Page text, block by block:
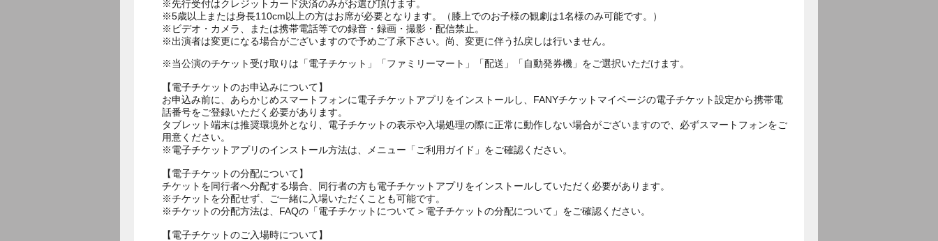
※先行受付はクレジットカード決済のみがお選び頂けます。
※5歳以上または身長110cm以上の方はお席が必要となります。（膝上でのお子様の観劇は1名様のみ可能です。）
※ビデオ・カメラ、または携帯電話等での録音・録画・撮影・配信禁止。
※出演者は変更になる場合がございますので予めご了承下さい。尚、変更に伴う払戻しは行いません。
※当公演のチケット受け取りは「電子チケット」「ファミリーマート」「配送」「自動発券機」をご選択いただけます。
【電子チケットのお申込みについて】
お申込み前に、あらかじめスマートフォンに電子チケットアプリをインストールし、FANYチケットマイページの電子チケット設定から携帯電
話番号をご登録いただく必要があります。
タブレット端末は推奨環境外となり、電子チケットの表示や入場処理の際に正常に動作しない場合がございますので、必ずスマートフォンをご
用意ください。
※電子チケットアプリのインストール方法は、メニュー「ご利用ガイド」をご確認ください。
【電子チケットの分配について】
チケットを同行者へ分配する場合、同行者の方も電子チケットアプリをインストールしていただく必要があります。
※チケットを分配せず、ご一緒に入場いただくことも可能です。
※チケットの分配方法は、FAQの「電子チケットについて＞電子チケットの分配について」をご確認ください。
【電子チケットのご入場時について】